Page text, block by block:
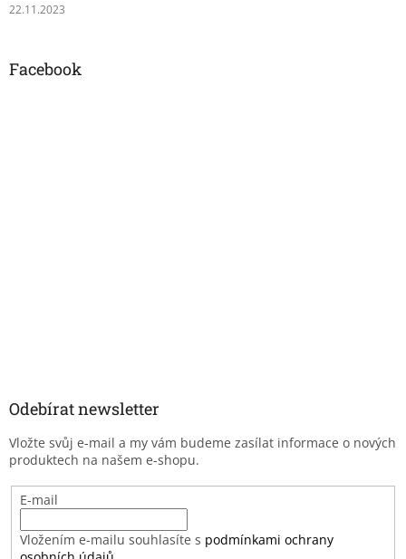
22.11.2023
Facebook
Odebírat newsletter
Vložte svůj e-mail a my vám budeme zasílat informace o nových
produktech na našem e-shopu.
E-mail
Vložením e-mailu souhlasíte s podmínkami ochrany